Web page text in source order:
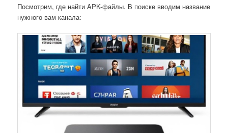
Посмотрим, где найти APK-файлы. В поиске вводим название
нужного вам канала: